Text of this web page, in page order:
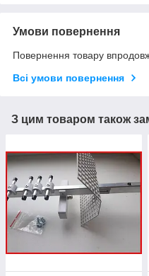
Умови повернення
Повернення товару
Всі умови повернення
З цим товаром також